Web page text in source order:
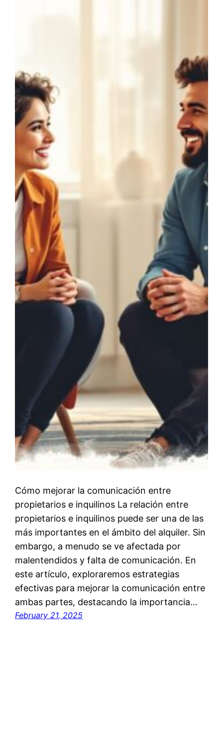
Cómo mejorar la comunicación entre
propietarios e inquilinos La relación entre
propietarios e inquilinos puede ser una de las
más importantes en el ámbito del alquiler. Sin
embargo, a menudo se ve afectada por
malentendidos y falta de comunicación. En
este artículo, exploraremos estrategias
efectivas para mejorar la comunicación entre
ambas partes, destacando la importancia…
February 21, 2025